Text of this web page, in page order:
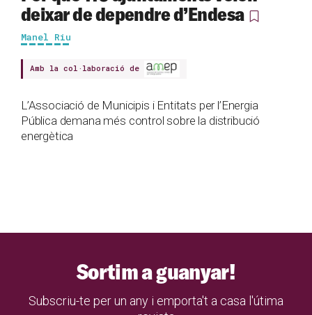
deixar de dependre d’Endesa
Manel Riu
Amb la col·laboració de
L’Associació de Municipis i Entitats per l’Energia
Pública demana més control sobre la distribució
energètica
Sortim a guanyar!
Subscriu-te per un any i emporta't a casa l'útima